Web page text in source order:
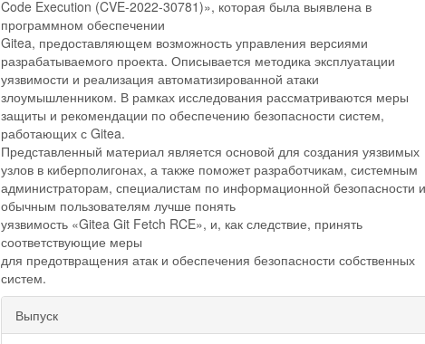
Code Execution (CVE-2022-30781)», которая была выявлена в
программном обеспечении
Gitea, предоставляющем возможность управления версиями
разрабатываемого проекта. Описывается методика эксплуатации
уязвимости и реализация автоматизированной атаки
злоумышленником. В рамках исследования рассматриваются меры
защиты и рекомендации по обеспечению безопасности систем,
работающих с Gitea.
Представленный материал является основой для создания уязвимых
узлов в киберполигонах, а также поможет разработчикам, системным
администраторам, специалистам по информационной безопасности и
обычным пользователям лучше понять
уязвимость «Gitea Git Fetch RCE», и, как следствие, принять
соответствующие меры
для предотвращения атак и обеспечения безопасности собственных
систем.
Выпуск